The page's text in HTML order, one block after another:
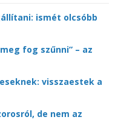
ismét olcsóbb
fog szűnni” – az
visszaestek a
de nem az